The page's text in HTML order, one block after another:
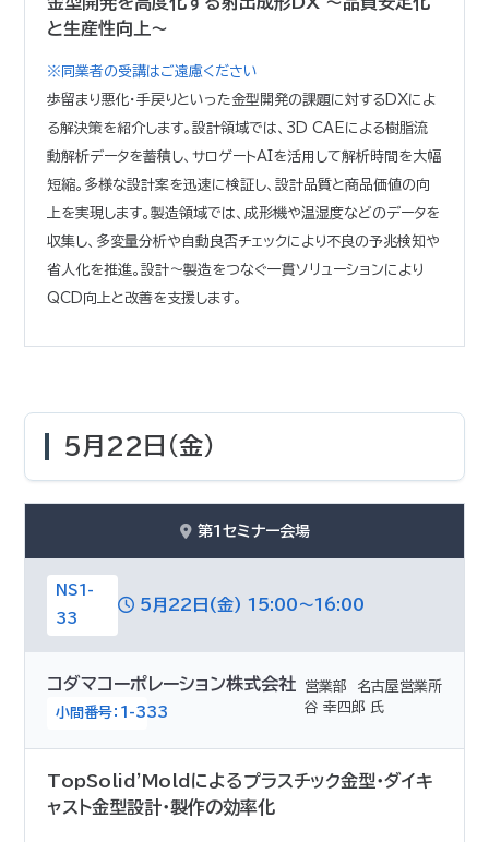
と生産性向上～
※同業者の受講はご遠慮ください
歩留まり悪化・手戻りといった金型開発の課題に対するDXによ
る解決策を紹介します。設計領域では、3D CAEによる樹脂流
動解析データを蓄積し、サロゲートAIを活用して解析時間を大幅
短縮。多様な設計案を迅速に検証し、設計品質と商品価値の向
上を実現します。製造領域では、成形機や温湿度などのデータを
収集し、多変量分析や自動良否チェックにより不良の予兆検知や
省人化を推進。設計～製造をつなぐ一貫ソリューションにより
QCD向上と改善を支援します。
5月22日(金)
第1セミナー会場
NS1-
33
5月22日(金) 15:00～16:00
コダマコーポレーション株式会社
小間番号：1-333
営業部 名古屋営業所
谷 幸四郎 氏
TopSolid'Moldによるプラスチック金型・ダイキ
ャスト金型設計・製作の効率化